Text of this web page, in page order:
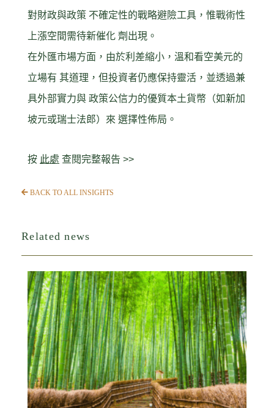
對財政與政策 不確定性的戰略避險工具，惟戰術性
上漲空間需待新催化 劑出現。
在外匯市場方面，由於利差縮小，溫和看空美元的
立場有 其道理，但投資者仍應保持靈活，並透過兼
具外部實力與 政策公信力的優質本土貨幣（如新加
坡元或瑞士法郎）來 選擇性佈局。
按 此處 查閱完整報告 >>
BACK TO ALL INSIGHTS
Related news